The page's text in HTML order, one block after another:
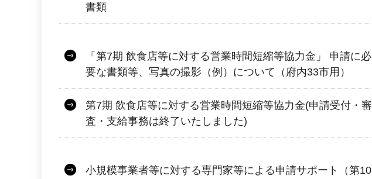
書類
「第7期 飲食店等に対する営業時間短縮等協力金」 申請に必
要な書類等、写真の撮影（例）について（府内33市用）
第7期 飲食店等に対する営業時間短縮等協力金(申請受付・審
査・支給事務は終了いたしました)
小規模事業者等に対する専門家等による申請サポート（第10